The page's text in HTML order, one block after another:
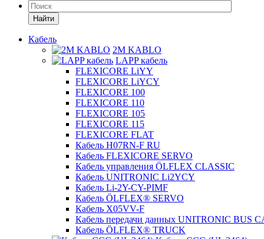
Найти
Кабель
2M KABLO
LAPP кабель
FLEXICORE LiYY
FLEXICORE LiYCY
FLEXICORE 100
FLEXICORE 110
FLEXICORE 105
FLEXICORE 115
FLEXICORE FLAT
Кабель H07RN-F RU
Кабель FLEXICORE SERVO
Кабель управления ÖLFLEX CLASSIC
Кабель UNITRONIC Li2YCY
Кабель Li-2Y-CY-PIMF
Кабель ÖLFLEX® SERVO
Кабель X05VV-F
Кабель передачи данных UNITRONIC BUS
Кабель ÖLFLEX® TRUCK